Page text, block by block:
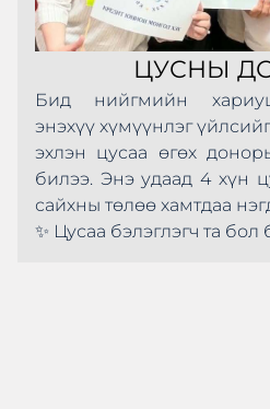
ЦУСНЫ
Бид нийгмийн
энэхүү хүмүүнлэг
эхлэн цусаа өгөх
билээ. Энэ удаад 4 хүн
сайхны төлөө хамтдаа
✨ Цусаа бэлэглэгч та бол